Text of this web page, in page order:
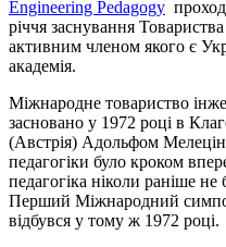
Engineering Pedagogy
річчя заснування
активним членом якого є
академія.
Міжнародне товариство
засновано у 1972 році в
(Австрія) Адольфом
педагогіки було кроком
педагогіка ніколи раніше не
Перший Міжнародний
відбувся у тому ж 1972 році.